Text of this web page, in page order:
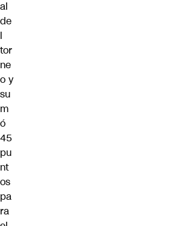
al
de
l
tor
ne
o y
su
m
ó
45
pu
nt
os
pa
ra